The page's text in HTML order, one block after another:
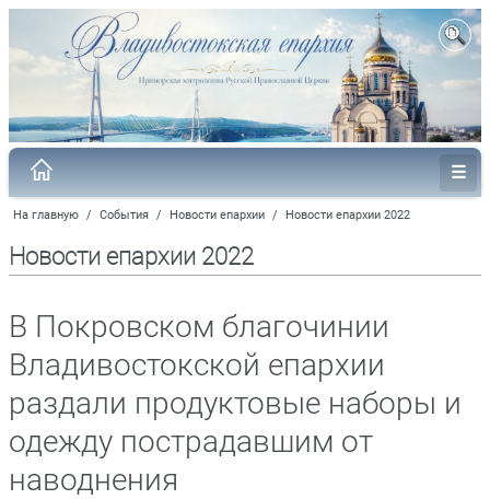
На главную / События / Новости епархии / Новости епархии 2022
Новости епархии 2022
В Покровском благочинии
Владивостокской епархии
раздали продуктовые наборы и
одежду пострадавшим от
наводнения